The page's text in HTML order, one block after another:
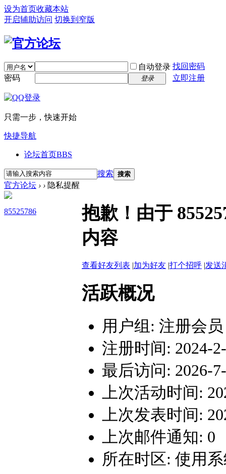
设为首页收藏本站
开启辅助访问 切换到窄版
自动登录 找回密码
密码
登录 立即注册
只需一步，快速开始
快捷导航
论坛首页BBS
搜索 搜索
官方论坛 › › 隐私提醒
85525786
抱歉！由于
内容
查看好友列表 |加为好友 |打个招呼 |发送
活跃概况
用户组: 注册会员
注册时间: 2024-
最后访问: 2026-
上次活动时间:
上次发表时间:
上次邮件通知: 0
所在时区: 使用